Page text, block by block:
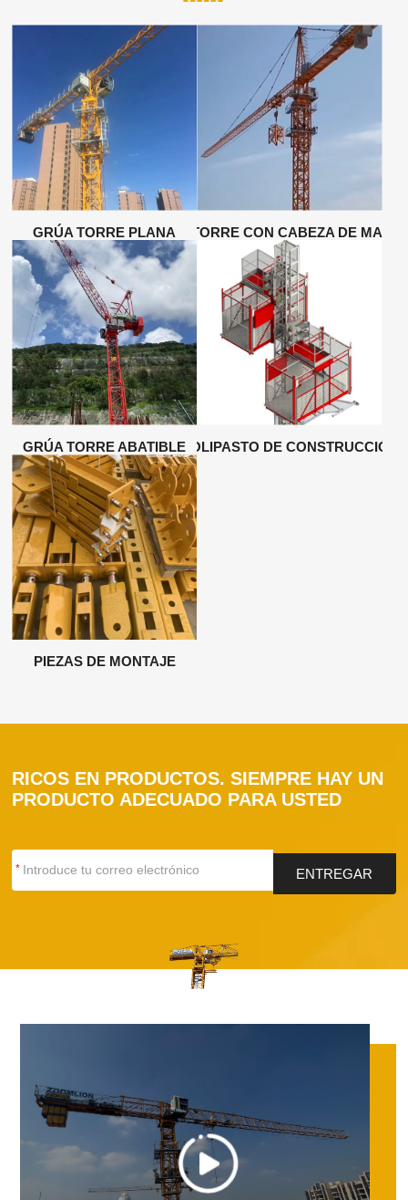
GRÚA TORRE PLANAGRÚA TORRE CON CABEZA DE
GRÚA TORRE ABATIBLEPOLIPASTO DE CONSTRUCCIÓN
PIEZAS DE MONTAJE
RICOS EN PRODUCTOS. SIEMPRE HAY UN
PRODUCTO ADECUADO PARA USTED
* ENTREGAR